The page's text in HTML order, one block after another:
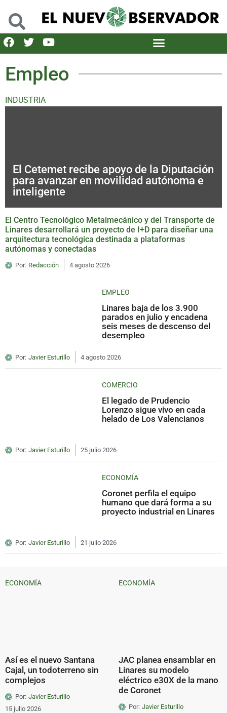
Empleo
INDUSTRIA
El Cetemet recibe apoyo de la Diputación
para avanzar en movilidad autónoma e
inteligente
El Centro Tecnológico Metalmecánico y del Transporte de
Linares desarrollará un proyecto de I+D para diseñar una
arquitectura tecnológica destinada a plataformas
autónomas y conectadas
Por: Redacción 4 agosto 2026
EMPLEO
Linares baja de los 3.900
parados en julio y encadena
seis meses de descenso del
desempleo
Por: Javier Esturillo 4 agosto 2026
COMERCIO
El legado de Prudencio
Lorenzo sigue vivo en cada
helado de Los Valencianos
Por: Javier Esturillo 25 julio 2026
ECONOMÍA
Coronet perfila el equipo
humano que dará forma a su
proyecto industrial en Linares
Por: Javier Esturillo 21 julio 2026
ECONOMÍA
Así es el nuevo Santana
Cajal, un todoterreno sin
complejos
Por: Javier Esturillo
15 julio 2026
ECONOMÍA
JAC planea ensamblar en
Linares su modelo
eléctrico e30X de la mano
de Coronet
Por: Javier Esturillo